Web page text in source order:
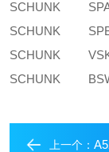
SCHUNK
SCHUNK
SCHUNK
SCHUNK
上一个：